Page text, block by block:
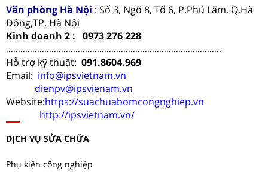
Văn phòng Hà Nội : Số 3, Ngõ 8, Tổ 6, P.Phú Lãm, Q.Hà
Đông,TP. Hà Nội
Kinh doanh 2 : 0973 276 228
..........................................................................................
Hỗ trợ kỹ thuật: 091.8604.969
Email: info@ipsvietnam.vn
dienpv@ipsvienam.vn
Website:https://suachuabomcongnghiep.vn
http://ipsvietnam.vn/
DỊCH VỤ SỬA CHỮA
Phụ kiện công nghiệp